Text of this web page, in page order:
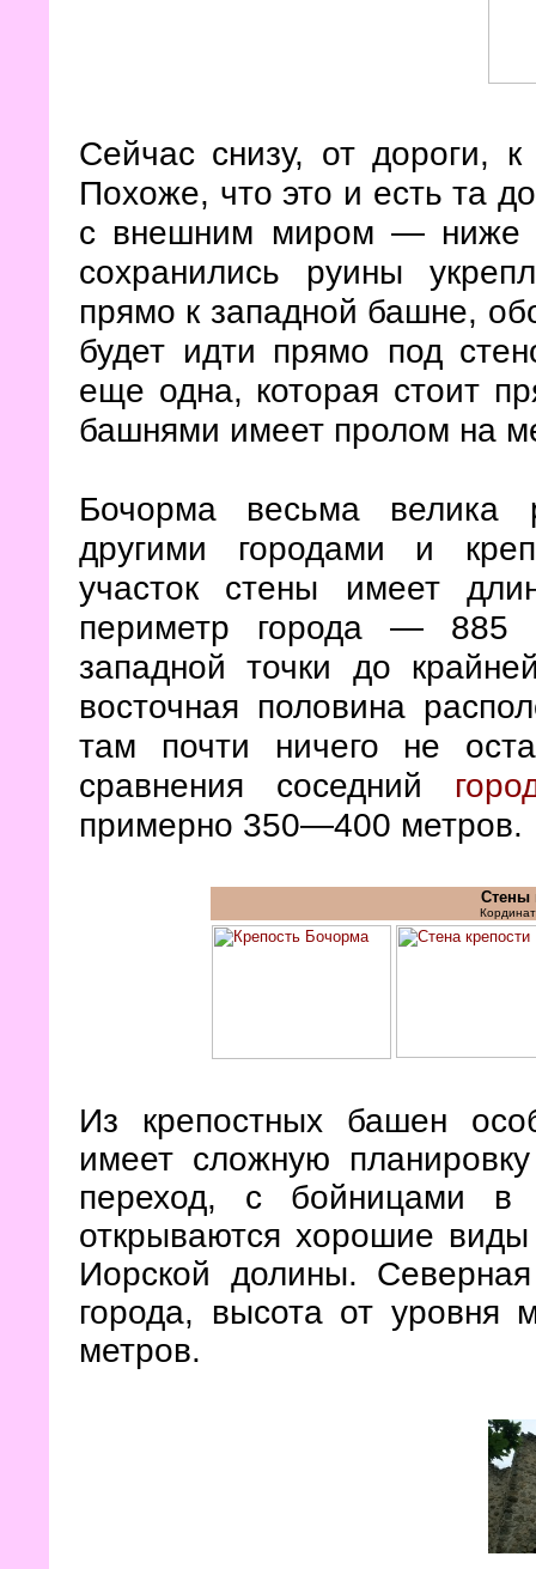
Сейчас снизу, от дороги, к
Похоже, что это и есть та
с внешним миром — ниже
сохранились руины
прямо к западной башне,
будет идти прямо под
еще одна, которая стоит
башнями имеет пролом на
Бочорма весьма велика
другими городами и
участок стены имеет
периметр города — 885
западной точки до
восточная половина
там почти ничего не
сравнения соседний
примерно 350—400 метров.
Стены
Из крепостных башен
имеет сложную
переход, с бойницами
открываются хорошие
Иорской долины.
города, высота от
метров.